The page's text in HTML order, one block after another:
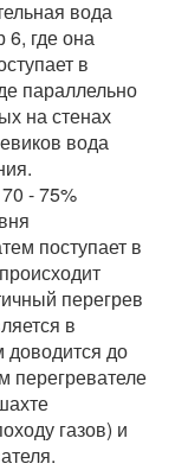
вода
6, где она
в
параллельно
на стенах
вода
- 75%
поступает в
перегрев
в
доводится до
перегревателе
газов) и